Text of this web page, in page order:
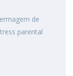
de
parental